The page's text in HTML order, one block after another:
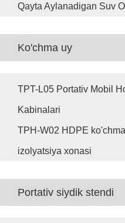
Qayta Aylanadigan Suv
Ko'chma uy
TPT-L05 Portativ Mobil
Kabinalari
TPH-W02 HDPE
izolyatsiya xonasi
Portativ siydik stendi